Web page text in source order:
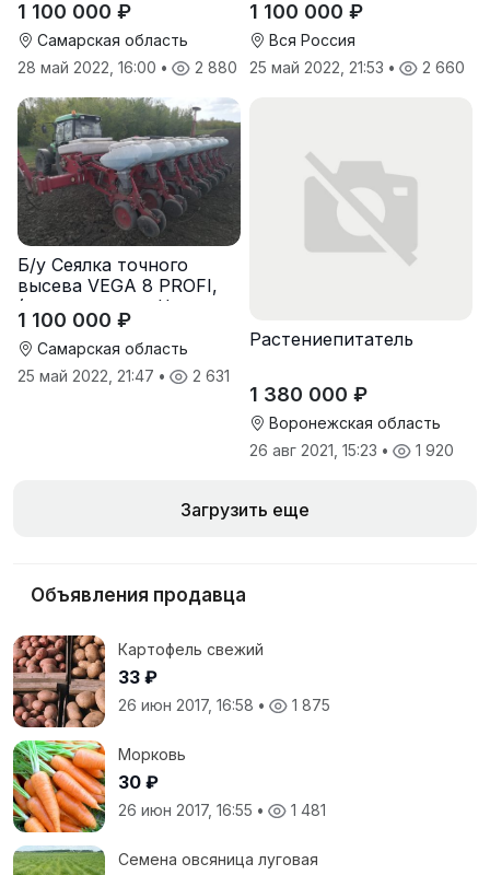
Зирка), 2016 г., в
отличном состоянии
1 100 000 ₽
Самарская область
28 май 2022, 16:00 • 2 880
Зирка), 2016 г., в
отличном состоянии
1 100 000 ₽
Вся Россия
25 май 2022, 21:53 • 2 660
Б/у Сеялка точного
высева VEGA 8 PROFI,
(производство Червона
Зирка), 2016 г, в
отличном состоянии
1 100 000 ₽
Самарская область
25 май 2022, 21:47 • 2 631
Растениепитатель
1 380 000 ₽
Воронежская область
26 авг 2021, 15:23 • 1 920
Загрузить еще
Объявления продавца
Картофель свежий
33 ₽
26 июн 2017, 16:58 • 1 875
Морковь
30 ₽
26 июн 2017, 16:55 • 1 481
Семена овсяница луговая